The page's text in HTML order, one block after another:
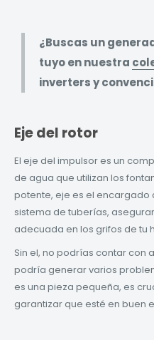
¿Buscas un
tuyo en nuestra
inverters y
Eje del rotor
El eje del impulsor es un
de agua que utilizan los
potente, eje es el encargado
sistema de tuberías,
adecuada en los grifos de tu
Sin el, no podrías contar con
podría generar varios
es una pieza pequeña, es
garantizar que esté en buen